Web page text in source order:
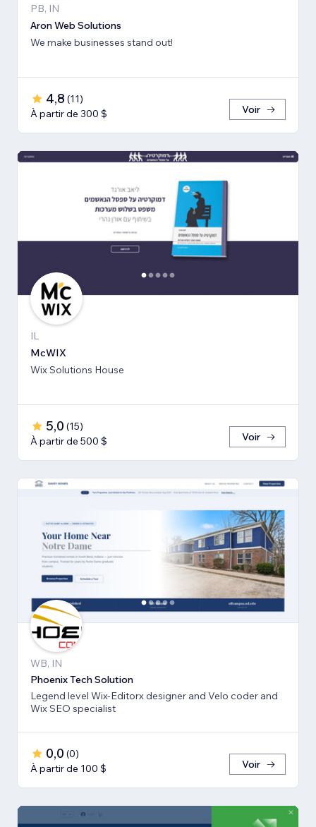
PB, IN
Aron Web Solutions
We make businesses stand out!
4,8 (11)
À partir de 300 $
Voir
IL
McWIX
Wix Solutions House
5,0 (15)
À partir de 500 $
Voir
WB, IN
Phoenix Tech Solution
Legend level Wix-Editorx designer and Velo coder and
Wix SEO specialist
0,0 (0)
À partir de 100 $
Voir